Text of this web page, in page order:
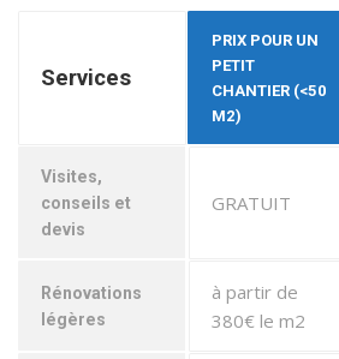
Services
PRIX POUR UN
PETIT
CHANTIER (<50
M2)
Visites,
conseils et
devis
GRATUIT
Rénovations
légères
à partir de
380€ le m2